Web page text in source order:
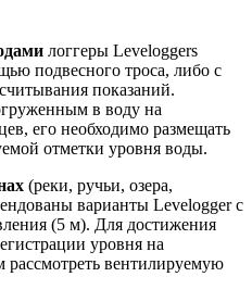
логгеры Leveloggers
подвесного троса, либо с
показаний.
в воду на
его необходимо размещать
отметки уровня воды.
(реки, ручьи, озера,
варианты Levelogger с
(5 м). Для достижения
уровня на
рассмотреть вентилируемую